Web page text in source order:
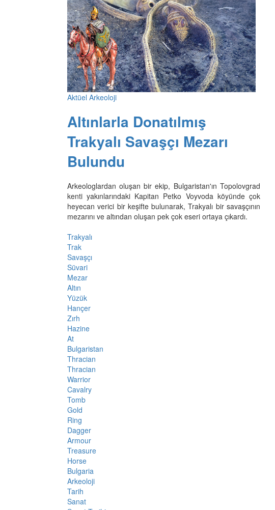
Aktüel Arkeoloji
Altınlarla Donatılmış
Trakyalı Savaşçı Mezarı
Bulundu
Arkeologlardan oluşan bir ekip, Bulgaristan'ın Topolovgrad
kenti yakınlarındaki Kapitan Petko Voyvoda köyünde çok
heyecan verici bir keşifte bulunarak, Trakyalı bir savaşçının
mezarını ve altından oluşan pek çok eseri ortaya çıkardı.
Trakyalı
Trak
Savaşçı
Süvari
Mezar
Altın
Yüzük
Hançer
Zırh
Hazine
At
Bulgaristan
Thracian
Thracian
Warrior
Cavalry
Tomb
Gold
Ring
Dagger
Armour
Treasure
Horse
Bulgaria
Arkeoloji
Tarih
Sanat